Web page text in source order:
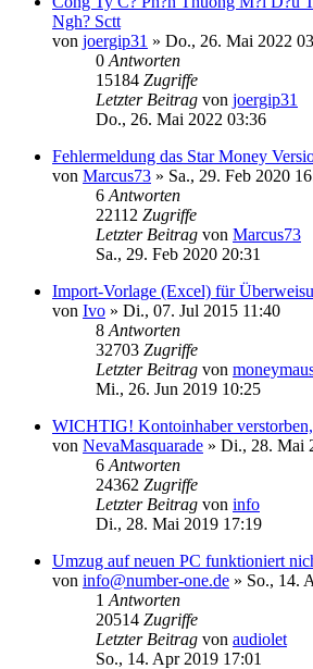
Ngh? Sctt
von joergip31 » Do., 26. Mai 2022
0 Antworten
15184 Zugriffe
Letzter Beitrag von joergip31
Do., 26. Mai 2022 03:36
Fehlermeldung das Star Money
von Marcus73 » Sa., 29. Feb 2020
6 Antworten
22112 Zugriffe
Letzter Beitrag von Marcus73
Sa., 29. Feb 2020 20:31
Import-Vorlage (Excel) für
von Ivo » Di., 07. Jul 2015 11:40
8 Antworten
32703 Zugriffe
Letzter Beitrag von
Mi., 26. Jun 2019 10:25
WICHTIG! Kontoinhaber
von NevaMasquarade » Di., 28. Mai
6 Antworten
24362 Zugriffe
Letzter Beitrag von info
Di., 28. Mai 2019 17:19
Umzug auf neuen PC funktioniert
von info@number-one.de » So., 14.
1 Antworten
20514 Zugriffe
Letzter Beitrag von audiolet
So., 14. Apr 2019 17:01